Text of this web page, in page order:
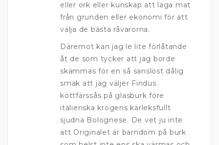
eller ork eller kunskap att laga mat
från grunden eller ekonomi för att
välja de bästa råvarorna.
Däremot kan jag le lite förlåtande
åt de som tycker att jag borde
skämmas för en så sanslöst dålig
smak att jag väljer Findus
köttfärssås på glasburk före
italienska krogens kärleksfullt
sjudna Bolognese. De vet ju inte
att Originalet är barndom på burk